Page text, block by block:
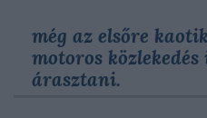
még az elsőre
motoros
árasztani.